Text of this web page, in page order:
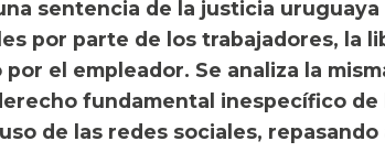
sentencia de la justicia uruguaya
por parte de los trabajadores, la
el empleador. Se analiza la
fundamental inespecífico de
de las redes sociales,